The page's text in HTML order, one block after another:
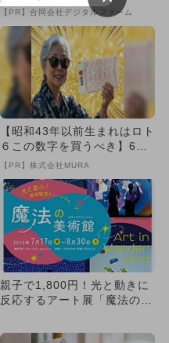
【PR】合同会社デジタルファーム
【昭和43年以前生まれはロト
６この数字を買うべき】6つ
の数字が「完全一致」する
方...
【PR】株式会社MURA
親子で1,800円！光と動きに
反応するアート展「魔法の美